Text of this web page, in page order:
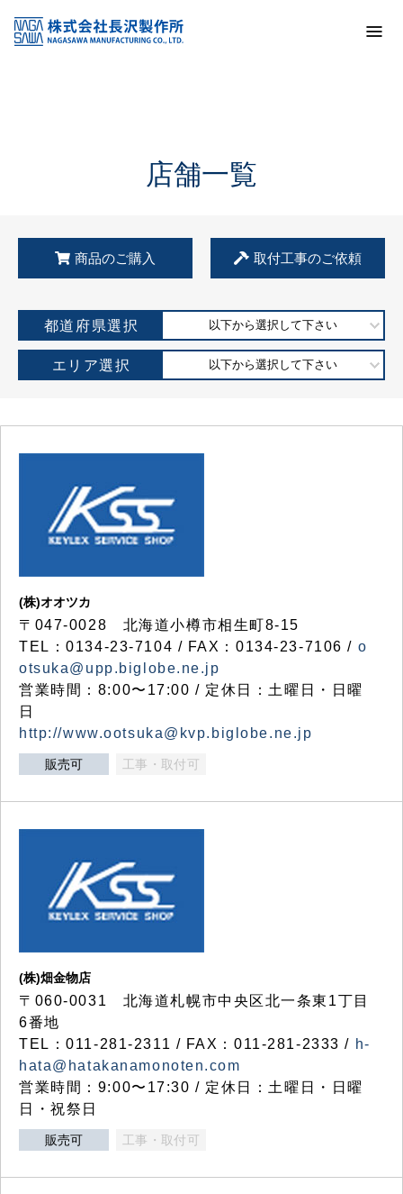
KSS加盟店・取扱店情報
店舗一覧
店舗一覧
商品のご購入 取付工事のご依頼
都道府県選択 以下から選択して下さい
エリア選択 以下から選択して下さい
(株)オオツカ
〒047-0028 北海道小樽市相生町8-15
TEL：0134-23-7104 / FAX：0134-23-7106 / o
otsuka@upp.biglobe.ne.jp
営業時間：8:00〜17:00 / 定休日：土曜日・日曜
日
http://www.ootsuka@kvp.biglobe.ne.jp
販売可 工事・取付可
(株)畑金物店
〒060-0031 北海道札幌市中央区北一条東1丁目
6番地
TEL：011-281-2311 / FAX：011-281-2333 / h-
hata@hatakanamonoten.com
営業時間：9:00〜17:30 / 定休日：土曜日・日曜
日・祝祭日
販売可 工事・取付可